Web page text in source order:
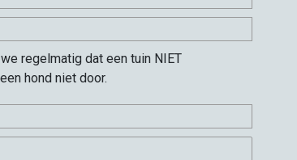
regelmatig dat een tuin NIET
hond niet door.